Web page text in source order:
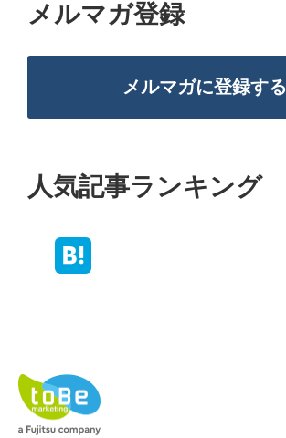
メルマガ登録
メルマガに登録する
人気記事ランキング